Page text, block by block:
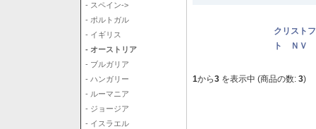
- スペイン->
- ポルトガル
- イギリス
- オーストリア
- ブルガリア
- ハンガリー
- ルーマニア
- ジョージア
- イスラエル
クリスト
ト ＮＶ
1から3 を表示中 (商品の数: 3)